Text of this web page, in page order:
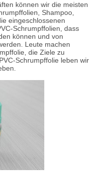
können wir die meisten
Shampoo,
eingeschlossenen
Schrumpffolien, dass
können und von
Leute machen
die Ziele zu
Schrumpffolie leben wir